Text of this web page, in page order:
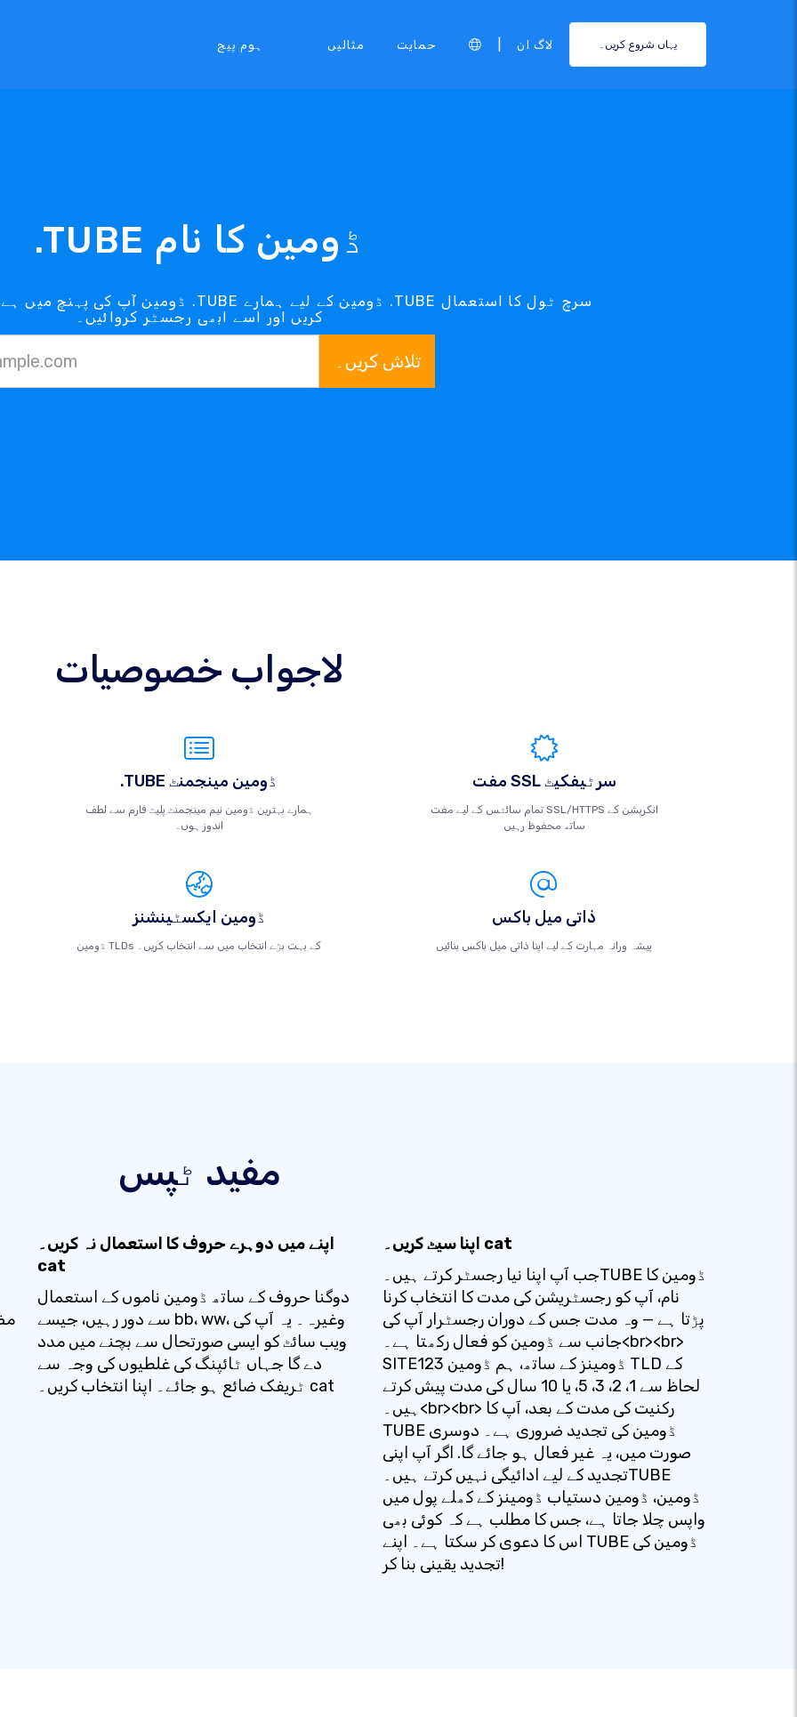
ہوم پیج مثالیں حمایت لاگ ان یہاں شروع کریں۔
.TUBE ڈومین کا نام
کریں اور اسے ابھی رجسٹر کروائیں۔
تلاش کریں۔
لاجواب خصوصیات
.TUBE ڈومین مینجمنٹ
ہمارے بہترین ڈومین نیم مینجمنٹ پلیٹ فارم سے لطف
اندوز ہوں۔
مفت SSL سرٹیفکیٹ
تمام سائٹس کے لیے مفت SSL/HTTPS انکرپشن کے
ساتھ محفوظ رہیں
ڈومین ایکسٹینشنز
ڈومین TLDs کے بہت بڑے انتخاب میں سے انتخاب کریں۔
ذاتی میل باکس
پیشہ ورانہ مہارت کے لیے اپنا ذاتی میل باکس بنائیں
مفید ٹپس
اپنے میں دوہرے حروف کا استعمال نہ کریں۔
cat
دوگنا حروف کے ساتھ ڈومین ناموں کے استعمال
سے دور رہیں، جیسے bb، ww، وغیرہ۔ یہ آپ کی
ویب سائٹ کو ایسی صورتحال سے بچنے میں مدد
دے گا جہاں ٹائپنگ کی غلطیوں کی وجہ سے
ٹریفک ضائع ہو جائے۔ اپنا انتخاب کریں۔ cat
اپنا سیٹ کریں۔ cat
جب آپ اپنا نیا رجسٹر کرتے ہیں۔TUBE ڈومین کا
نام، آپ کو رجسٹریشن کی مدت کا انتخاب کرنا
پڑتا ہے — وہ مدت جس کے دوران رجسٹرار آپ کی
جانب سے ڈومین کو فعال رکھتا ہے۔<br><br>
SITE123 ڈومینز کے ساتھ، ہم ڈومین TLD کے
لحاظ سے 1، 2، 3، 5، یا 10 سال کی مدت پیش کرتے
ہیں۔<br><br> رکنیت کی مدت کے بعد، آپ کا
TUBE ڈومین کی تجدید ضروری ہے۔ دوسری
صورت میں، یہ غیر فعال ہو جائے گا. اگر آپ اپنی
تجدید کے لیے ادائیگی نہیں کرتے ہیں۔TUBE
ڈومین، ڈومین دستیاب ڈومینز کے کھلے پول میں
واپس چلا جاتا ہے، جس کا مطلب ہے کہ کوئی بھی
اس کا دعوی کر سکتا ہے۔ اپنے TUBE ڈومین کی
تجدید یقینی بنا کر!